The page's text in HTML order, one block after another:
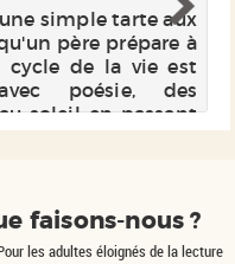
simple tarte aux
père prépare à
cycle de la vie est
poésie, des
soleil en passant
et les racines
faisons-nous ?
les adultes éloignés de la lecture